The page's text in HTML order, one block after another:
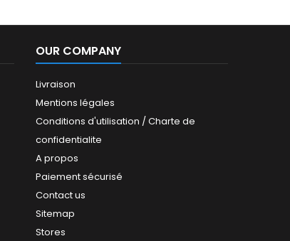
OUR COMPANY
Livraison
Mentions légales
Conditions d'utilisation / Charte de
confidentialite
A propos
Paiement sécurisé
Contact us
Sitemap
Stores